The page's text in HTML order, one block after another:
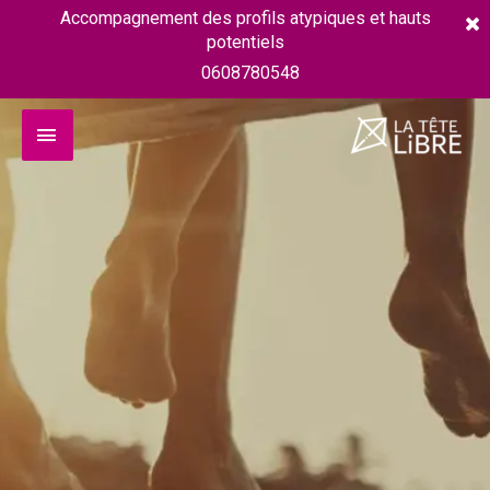
Accompagnement des profils atypiques et hauts
potentiels
0608780548